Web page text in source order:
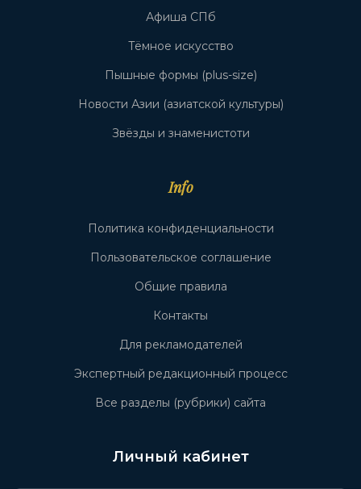
Афиша СПб
Тёмное искусство
Пышные формы (plus-size)
Новости Азии (азиатской культуры)
Звёзды и знаменистоти
Info
Политика конфиденциальности
Пользовательское соглашение
Общие правила
Контакты
Для рекламодателей
Экспертный редакционный процесс
Все разделы (рубрики) сайта
Личный кабинет